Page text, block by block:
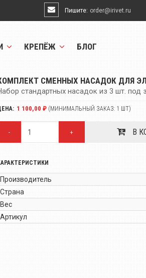
Пишите: order@irivet.ru
КРЕПЁЖ БЛОГ
СМЕННЫХ НАСАДОК ДЛЯ
стандартных насадок из 3 шт. под
1 100,00 ₽ (МИНИМАЛЬНЫЙ ЗАКАЗ: 1 ШТ)
- + В
Производитель
Страна
Вес
Артикул